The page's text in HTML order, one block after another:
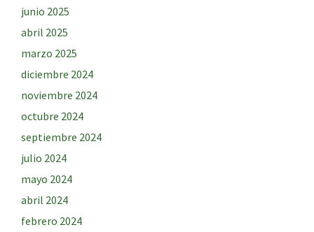
junio 2025
abril 2025
marzo 2025
diciembre 2024
noviembre 2024
octubre 2024
septiembre 2024
julio 2024
mayo 2024
abril 2024
febrero 2024